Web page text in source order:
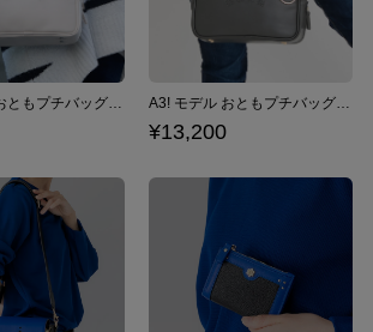
A3! モデル おともプチバッグ ベージュ A3! モデル おともプチバッグ グレー
¥13,200